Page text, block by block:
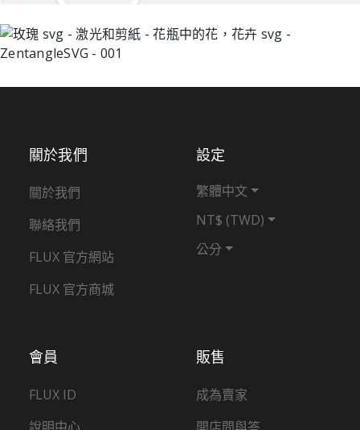
販售
成為賣家
會員
FLUX ID
關於我們
關於我們
聯絡我們
FLUX 官方網站
FLUX 官方商城
設定
繁體中文
NT$ (TWD)
公分